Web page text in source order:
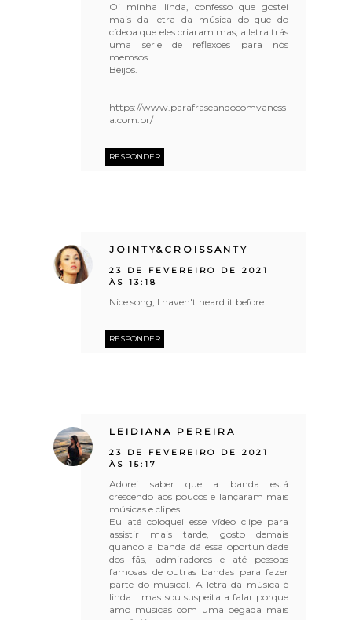
Oi minha linda, confesso que gostei
mais da letra da música do que do
cídeoa que eles criaram mas, a letra trás
uma série de reflexões para nós
memsos.
Beijos.
https://www.parafraseandocomvaness
a.com.br/
RESPONDER
JOINTY&CROISSANTY
23 DE FEVEREIRO DE 2021
ÀS 13:18
Nice song, I haven't heard it before.
RESPONDER
LEIDIANA PEREIRA
23 DE FEVEREIRO DE 2021
ÀS 15:17
Adorei saber que a banda está
crescendo aos poucos e lançaram mais
músicas e clipes.
Eu até coloquei esse vídeo clipe para
assistir mais tarde, gosto demais
quando a banda dá essa oportunidade
dos fãs, admiradores e até pessoas
famosas de outras bandas para fazer
parte do musical. A letra da música é
linda... mas sou suspeita a falar porque
amo músicas com uma pegada mais